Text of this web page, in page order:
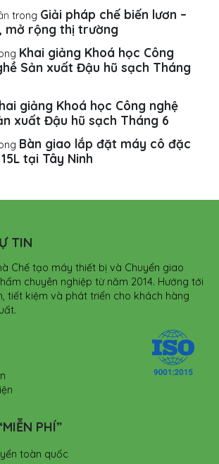
trong Giải pháp chế biến lươn –
mở rộng thị trường
Khai giảng Khoá học Công
Sản xuất Đậu hũ sạch Tháng
giảng Khoá học Công nghệ
xuất Đậu hũ sạch Tháng 6
Bàn giao lắp đặt máy cô đặc
tại Tây Ninh
TIN
Chế tạo máy thiết bị và Chuyển giao
chuyên nghiệp từ năm 2014. Hướng tới
tiết kiệm và phát triển cho khách hàng
PHÍ”
toàn quốc